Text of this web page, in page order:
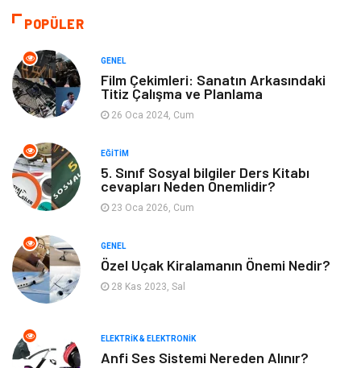
Eğitim ve Kariyer
Otomotiv
Makine Alışveriş
Keyif ve Hobi
Tatil Yeme İçme
Bilgisayar & Yazılım Spor
İnternet
Finans ve Yönetim Gayrimenkul
POPÜLER
GENEL
Film Çekimleri: Sanatın Arkasındaki
Titiz Çalışma ve Planlama
26 Oca 2024, Cum
EĞITIM
5. Sınıf Sosyal bilgiler Ders Kitabı
cevapları Neden Önemlidir?
23 Oca 2026, Cum
GENEL
Özel Uçak Kiralamanın Önemi Nedir?
28 Kas 2023, Sal
ELEKTRIK & ELEKTRONIK
Anfi Ses Sistemi Nereden Alınır?